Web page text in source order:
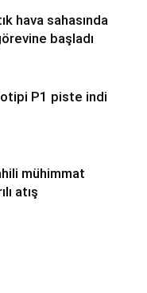
hava sahasında
başladı
P1 piste indi
mühimmat
atış